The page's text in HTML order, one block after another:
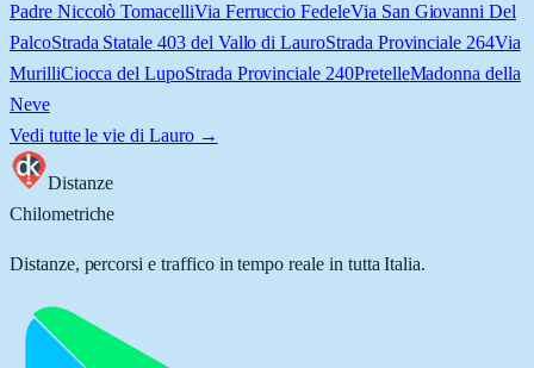
Padre Niccolò TomacelliVia Ferruccio FedeleVia San Giovanni Del
PalcoStrada Statale 403 del Vallo di LauroStrada Provinciale 264Via
MurilliCiocca del LupoStrada Provinciale 240PretelleMadonna della
Neve
Vedi tutte le vie di Lauro→
Distanze
Chilometriche
Distanze, percorsi e traffico in tempo reale in tutta Italia.